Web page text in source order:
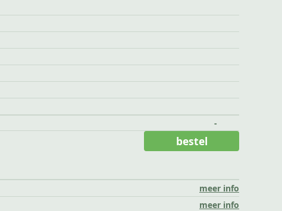
-
meer info
meer info
bestel